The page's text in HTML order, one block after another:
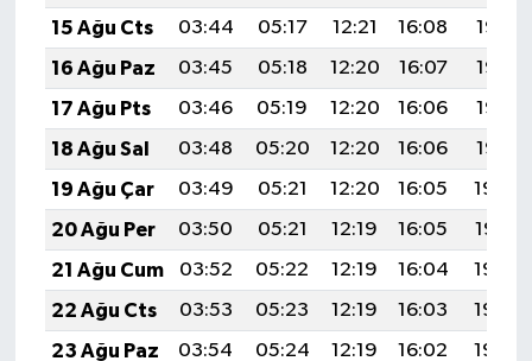
15 Ağu Cts
03:44 05:17 12:21 16:08
19:14
16 Ağu Paz
03:45 05:18 12:20 16:07
19:13
17 Ağu Pts
03:46 05:19 12:20 16:06
19:12
18 Ağu Sal
03:48 05:20 12:20 16:06
19:10
19 Ağu Çar
03:49 05:21 12:20 16:05
19:09
20 Ağu Per
03:50 05:21 12:19 16:05
19:07
21 Ağu Cum
03:52 05:22 12:19 16:04
19:06
22 Ağu Cts
03:53 05:23 12:19 16:03
19:05
23 Ağu Paz
03:54 05:24 12:19 16:02
19:03